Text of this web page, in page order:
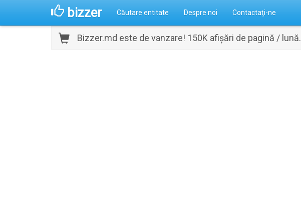
bizzer Căutare entitate Despre noi Contactaţi-ne
Bizzer.md este de vanzare! 150K afișări de pagină / lună.